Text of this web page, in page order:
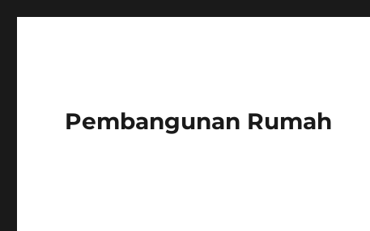
Pembangunan Rumah